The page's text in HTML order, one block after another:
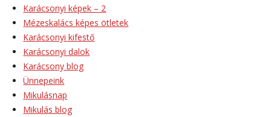
Karácsonyi képek – 2
Mézeskalács képes ötletek
Karácsonyi kifestő
Karácsonyi dalok
Karácsony blog
Ünnepeink
Mikulásnap
Mikulás blog